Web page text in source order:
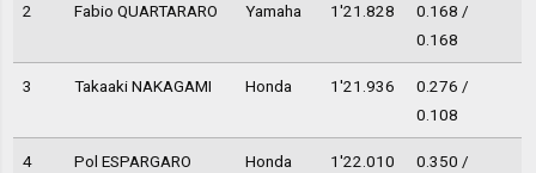
2 Fabio QUARTARARO Yamaha 1'21.828
0.168 /
0.168
3 Takaaki NAKAGAMI Honda 1'21.936
0.276 /
0.108
4 Pol ESPARGARO Honda 1'22.010
0.350 /